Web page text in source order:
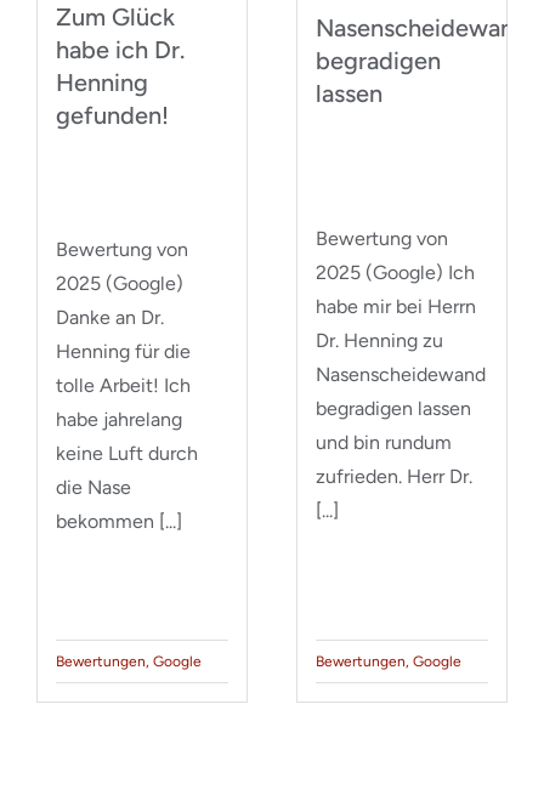
Zum Glück
habe ich Dr.
Henning
gefunden!
Bewertung von
2025 (Google)
Danke an Dr.
Henning für die
tolle Arbeit! Ich
habe jahrelang
keine Luft durch
die Nase
bekommen [...]
Bewertungen, Google
Nasenscheidewand
begradigen
lassen
Bewertung von
2025 (Google) Ich
habe mir bei Herrn
Dr. Henning zu
Nasenscheidewand
begradigen lassen
und bin rundum
zufrieden. Herr Dr.
[...]
Bewertungen, Google